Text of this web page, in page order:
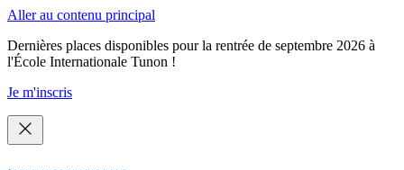
Aller au contenu principal
Dernières places disponibles pour la rentrée de septembre 2026 à
l'École Internationale Tunon !
Je m'inscris